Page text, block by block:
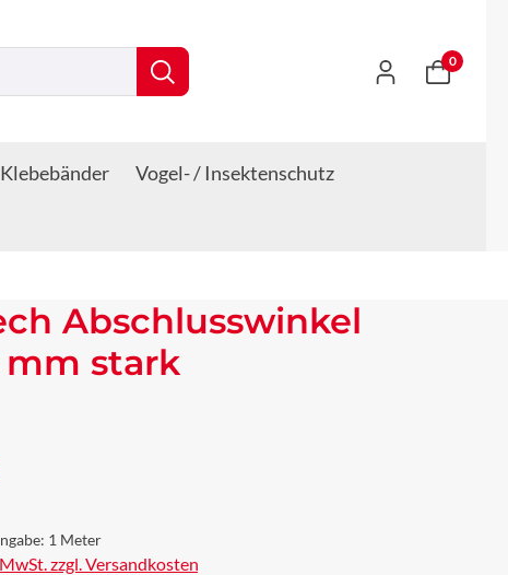
0
Vogel- / Insektenschutz
Abschlusswinkel
stark
1 Meter
zzgl. Versandkosten